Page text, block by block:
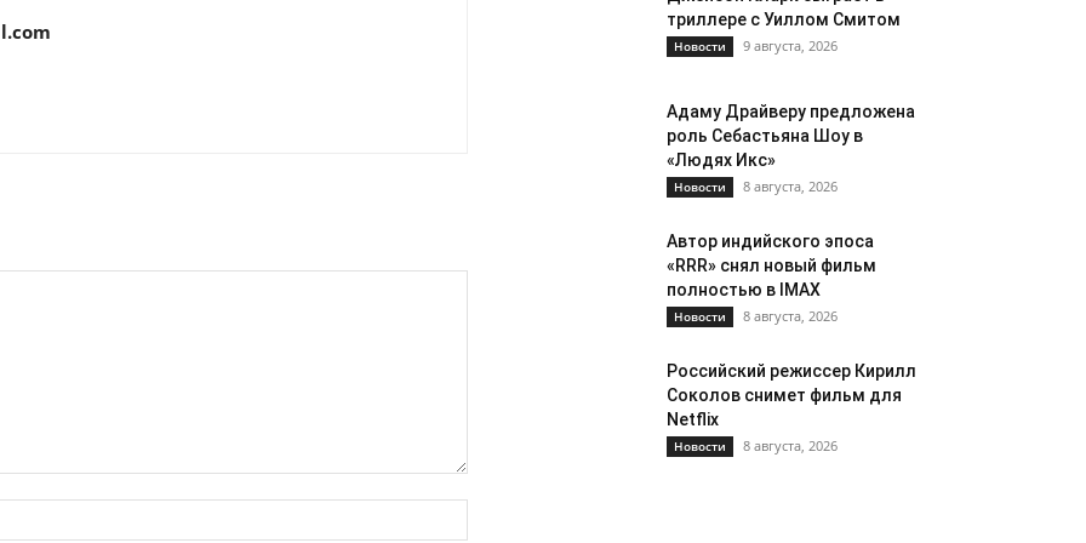
триллере с Уиллом Смитом
Новости 9 августа, 2026
Адаму Драйверу предложена
роль Себастьяна Шоу в
«Людях Икс»
Новости 8 августа, 2026
Автор индийского эпоса
«RRR» снял новый фильм
полностью в IMAX
Новости 8 августа, 2026
Российский режиссер Кирилл
Соколов снимет фильм для
Netflix
Новости 8 августа, 2026